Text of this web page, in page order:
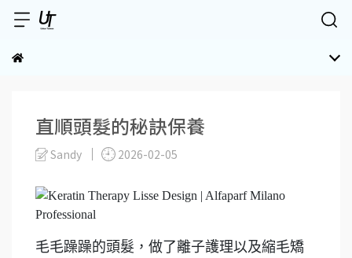
直順頭髮的秘訣保養
Sandy 2026-02-05
毛毛躁躁的頭髮，做了離子護理以及縮毛矯